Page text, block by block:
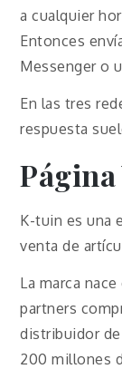
a cualquier
Entonces
Messenger o
En las tres
respuesta
K-tuin es una
venta de
La marca
partners
distribuidor
200 millones